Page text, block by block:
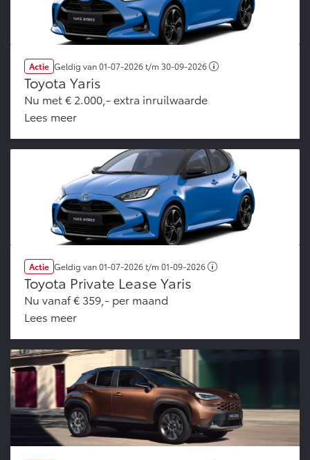
Actie Geldig van01-07-2026t/m 30-09-2026
Toyota Yaris
Nu met € 2.000,- extra inruilwaarde
Lees meer
Actie Geldig van01-07-2026t/m 01-09-2026
Toyota Private Lease Yaris
Nu vanaf € 359,- per maand
Lees meer